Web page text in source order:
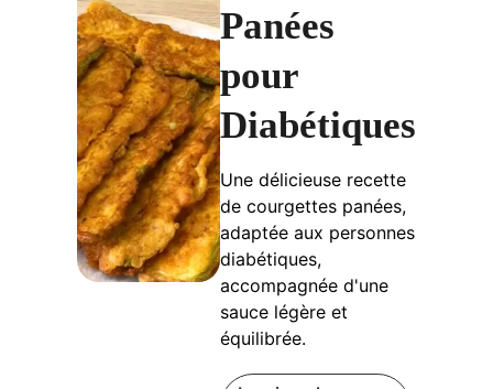
Panées
pour
Diabétiques
Une délicieuse recette
de courgettes panées,
adaptée aux personnes
diabétiques,
accompagnée d'une
sauce légère et
équilibrée.